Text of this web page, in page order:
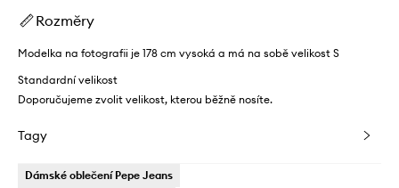
Rozměry
Modelka na fotografii je 178 cm vysoká a má na sobě velikost S
Standardní velikost
Doporučujeme zvolit velikost, kterou běžně nosíte.
Tagy
Dámské oblečení Pepe Jeans